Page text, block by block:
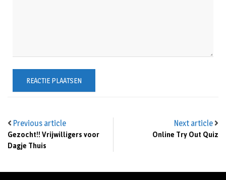
Previous article
Gezocht!! Vrijwilligers voor
Dagje Thuis
Next article
Online Try Out Quiz